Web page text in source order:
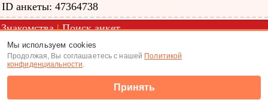
ID анкеты: 47364738
Знакомства|Поиск анкет
(c) Tabor.ru 2026
Мы используем cookies
Продолжая, Вы соглашаетесь с нашей Политикой
конфиденциальности.
Принять